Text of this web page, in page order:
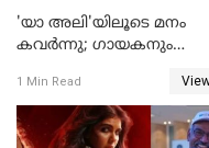
'യാ അലി'യിലൂടെ മനം
കവർന്നു; ഗായകനും
അന്തരിച്ചു
1 Min Read